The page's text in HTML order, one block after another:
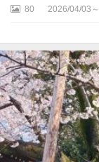
・
ス
カ
イ
ツ
リ
ー
新
80 2026/04/03～